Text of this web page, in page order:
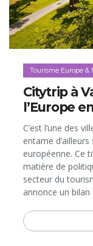
Tourisme Europe &
Citytrip à
l’Europe
C’est l’une des
entame
européenne. Ce
matière de
secteur du
annonce un